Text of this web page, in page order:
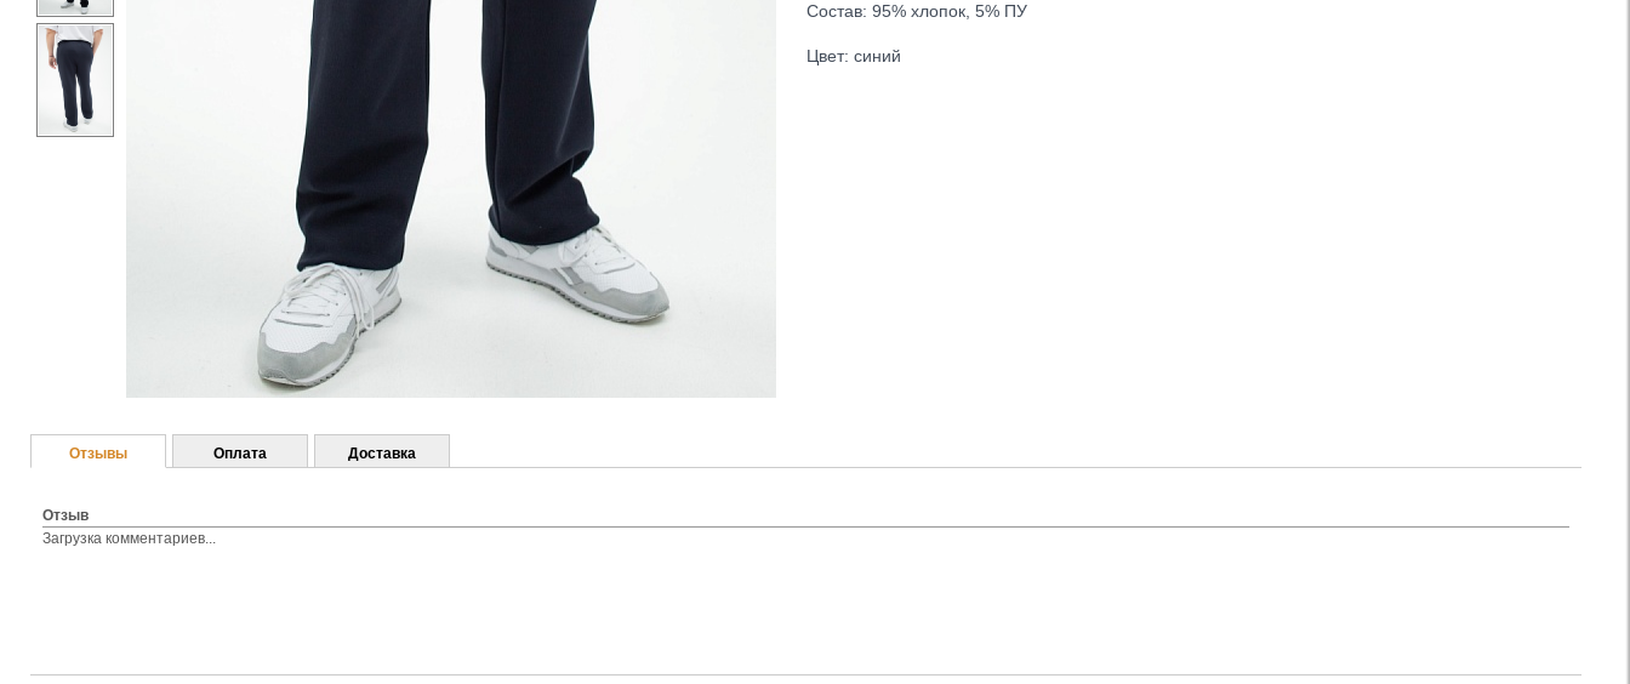
Состав: 95% хлопок, 5% ПУ
Цвет: синий
Отзывы
Отзыв
Загрузка комментариев...
Оплата Доставка